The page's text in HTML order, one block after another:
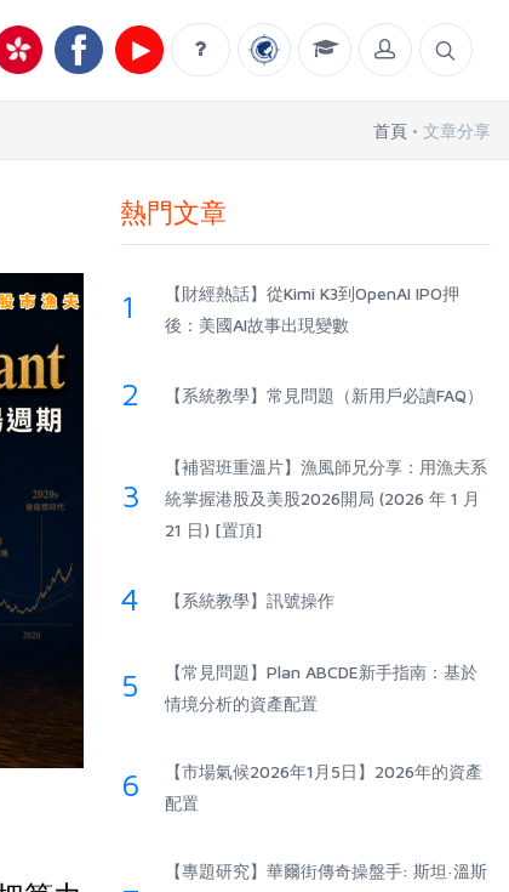
首頁 文章分享
熱門文章
1
【財經熱話】從Kimi K3到OpenAI IPO押
後：美國AI故事出現變數
2 【系統教學】常見問題（新用戶必讀FAQ）
3
【補習班重溫片】漁風師兄分享：用漁夫系
統掌握港股及美股2026開局 (2026 年 1 月
21 日) [置頂]
4 【系統教學】訊號操作
5
【常見問題】Plan ABCDE新手指南：基於
情境分析的資產配置
6
【市場氣候2026年1月5日】2026年的資產
配置
【專題研究】華爾街傳奇操盤手: 斯坦·溫斯